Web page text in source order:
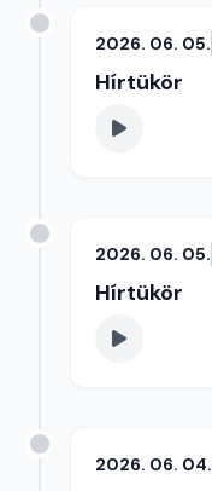
2026. 06. 05.
Hírtükör
2026. 06. 05.
Hírtükör
2026. 06. 04.